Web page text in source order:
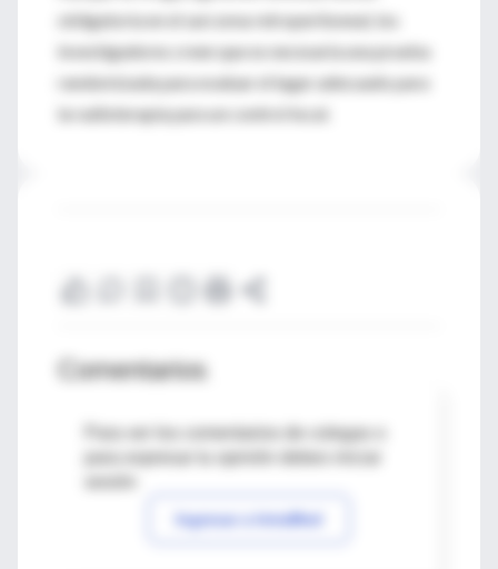
obligatoria en el sarcoma retroperitoneal, los
investigadores creen que es necesaria una prueba
randomizada para evaluar el lugar adecuado para
la radioterapia para un control local.
Comentarios
Para ver los comentarios de colegas o
Ingresar a IntraMed